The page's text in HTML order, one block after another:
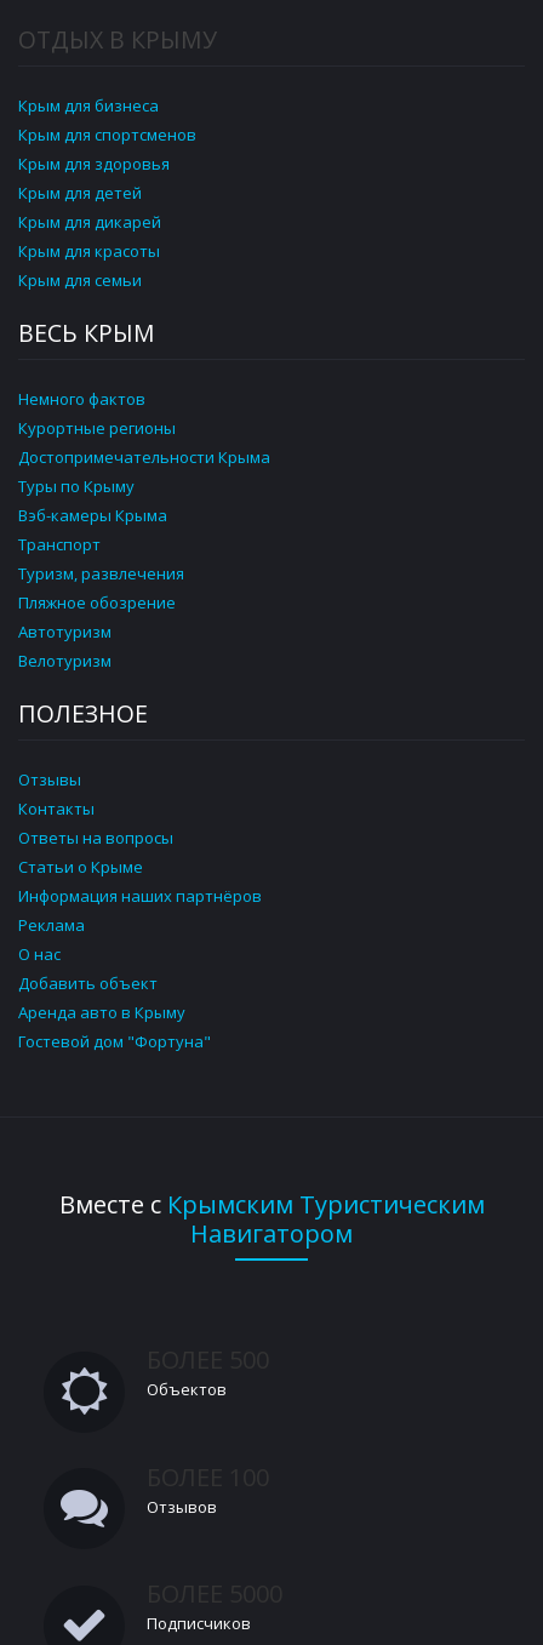
ОТДЫХ В КРЫМУ
Крым для бизнеса
Крым для спортсменов
Крым для здоровья
Крым для детей
Крым для дикарей
Крым для красоты
Крым для семьи
ВЕСЬ КРЫМ
Немного фактов
Курортные регионы
Достопримечательности Крыма
Туры по Крыму
Вэб-камеры Крыма
Транспорт
Туризм, развлечения
Пляжное обозрение
Автотуризм
Велотуризм
ПОЛЕЗНОЕ
Отзывы
Контакты
Ответы на вопросы
Статьи о Крыме
Информация наших партнёров
Реклама
О нас
Добавить объект
Аренда авто в Крыму
Гостевой дом "Фортуна"
Вместе с Крымским Туристическим
Навигатором
Объектов
Отзывов
Подписчиков